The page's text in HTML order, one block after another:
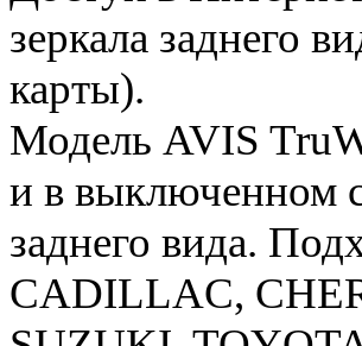
зеркала заднего
карты).
Модель AVIS
и в выключенном
заднего вида.
CADILLAC,